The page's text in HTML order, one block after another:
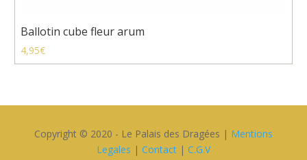
Ballotin cube fleur arum
4,95€
Copyright © 2020 - Le Palais des Dragées | Mentions
Legales | Contact| C.G.V